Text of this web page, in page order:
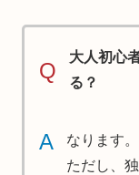
Q
大人初心
る？
A
なります。
ただし、